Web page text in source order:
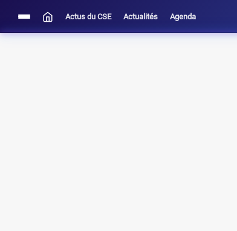
Actus du CSE Actualités Agenda